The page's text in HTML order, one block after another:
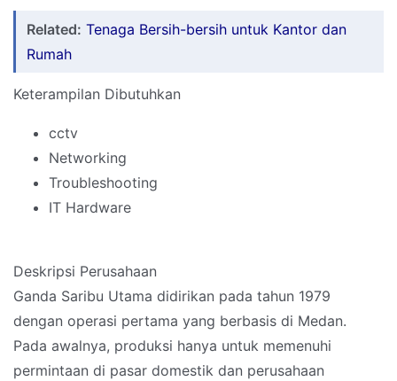
Related: Tenaga Bersih-bersih untuk Kantor dan
Rumah
Keterampilan Dibutuhkan
cctv
Networking
Troubleshooting
IT Hardware
Deskripsi Perusahaan
Ganda Saribu Utama didirikan pada tahun 1979
dengan operasi pertama yang berbasis di Medan.
Pada awalnya, produksi hanya untuk memenuhi
permintaan di pasar domestik dan perusahaan